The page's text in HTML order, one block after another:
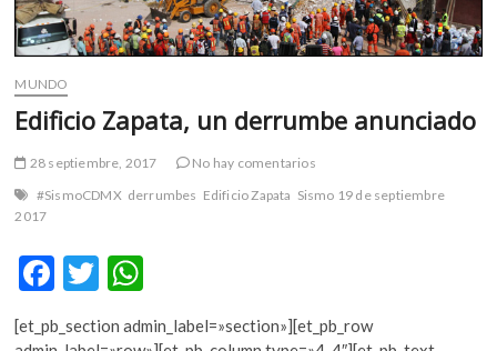
MUNDO
Edificio Zapata, un derrumbe anunciado
28 septiembre, 2017
No hay comentarios
#SismoCDMX derrumbes Edificio Zapata Sismo 19 de septiembre
2017
F
T
w
h
[et_pb_section admin_label=»section»][et_pb_row